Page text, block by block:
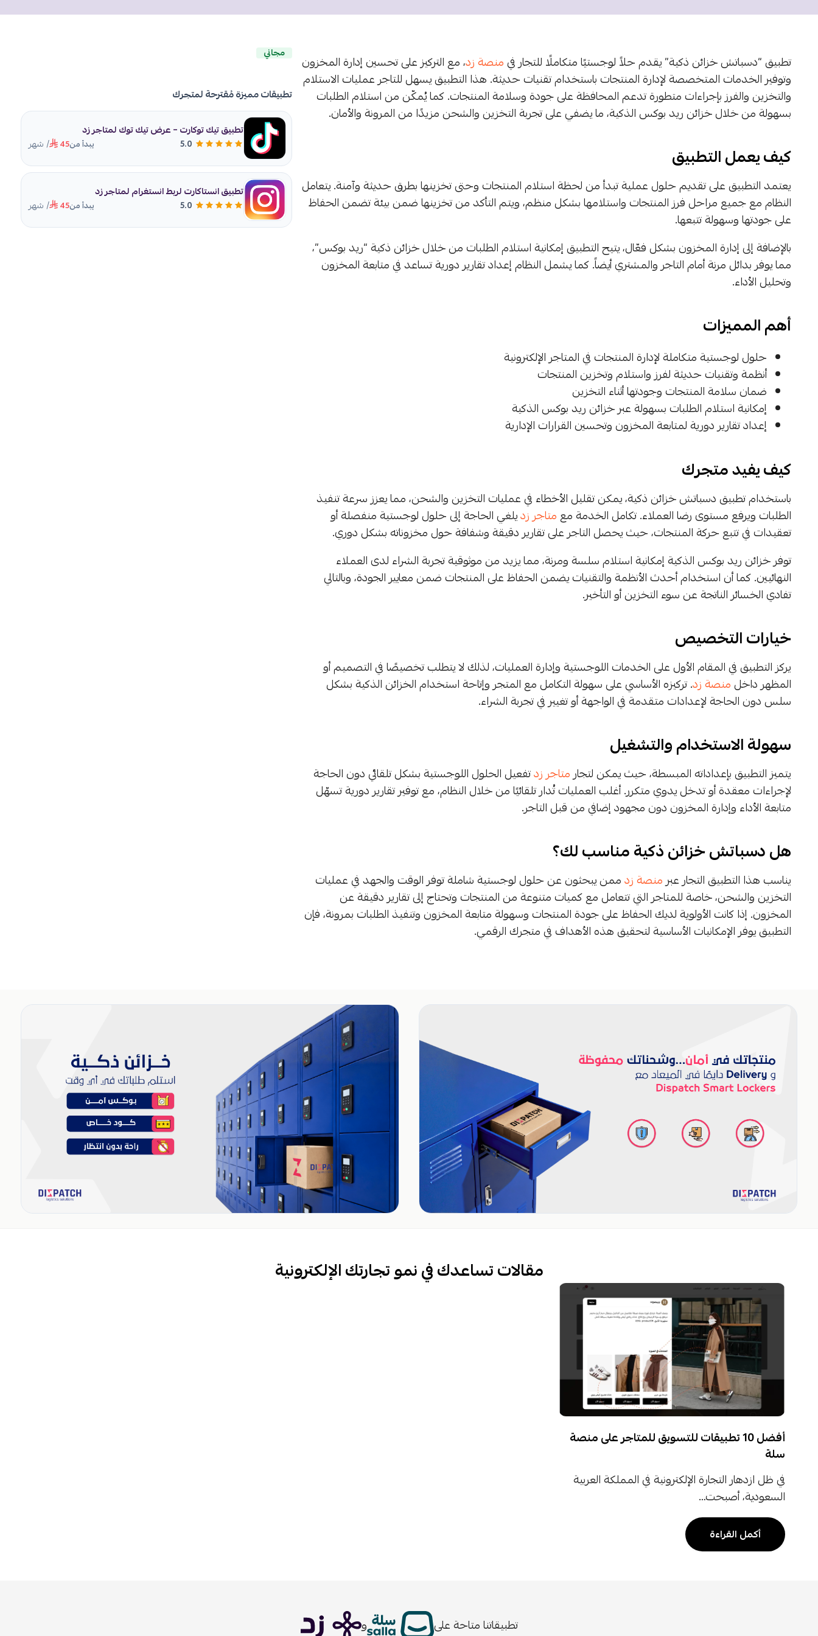
مجاني
تطبيقات مميزة مُقترحة لمتجرك
تطبيق تيك توكارت – عرض تيك توك لمتاجر زد
5.0 يبدأ من45 / شهر
تطبيق انستاكارت لربط انستغرام لمتاجر زد
5.0 يبدأ من45 / شهر
تطبيق “دسباتش خزائن ذكية” يقدم حلاً لوجستيًا متكاملًا للتجار فيمنصة زد، مع التركيز على تحسين إدارة المخزون
وتوفير الخدمات المتخصصة لإدارة المنتجات باستخدام تقنيات حديثة. هذا التطبيق يسهل للتاجر عمليات الاستلام
والتخزين والفرز بإجراءات متطورة تدعم المحافظة على جودة وسلامة المنتجات. كما يُمكّن من استلام الطلبات
بسهولة من خلال خزائن ريد بوكس الذكية، ما يضفي على تجربة التخزين والشحن مزيدًا من المرونة والأمان.
كيف يعمل التطبيق
يعتمد التطبيق على تقديم حلول عملية تبدأ من لحظة استلام المنتجات وحتى تخزينها بطرق حديثة وآمنة. يتعامل
النظام مع جميع مراحل فرز المنتجات واستلامها بشكل منظم، ويتم التأكد من تخزينها ضمن بيئة تضمن الحفاظ
على جودتها وسهولة تتبعها.
بالإضافة إلى إدارة المخزون بشكل فعّال، يتيح التطبيق إمكانية استلام الطلبات من خلال خزائن ذكية “ريد بوكس”،
مما يوفر بدائل مرنة أمام التاجر والمشتري أيضاً. كما يشمل النظام إعداد تقارير دورية تساعد في متابعة المخزون
وتحليل الأداء.
أهم المميزات
حلول لوجستية متكاملة لإدارة المنتجات في المتاجر الإلكترونية
أنظمة وتقنيات حديثة لفرز واستلام وتخزين المنتجات
ضمان سلامة المنتجات وجودتها أثناء التخزين
إمكانية استلام الطلبات بسهولة عبر خزائن ريد بوكس الذكية
إعداد تقارير دورية لمتابعة المخزون وتحسين القرارات الإدارية
كيف يفيد متجرك
باستخدام تطبيق دسباتش خزائن ذكية، يمكن تقليل الأخطاء في عمليات التخزين والشحن، مما يعزز سرعة تنفيذ
الطلبات ويرفع مستوى رضا العملاء. تكامل الخدمة معمتاجر زديلغي الحاجة إلى حلول لوجستية منفصلة أو
تعقيدات في تتبع حركة المنتجات، حيث يحصل التاجر على تقارير دقيقة وشفافة حول مخزوناته بشكل دوري.
توفر خزائن ريد بوكس الذكية إمكانية استلام سلسة ومرنة، مما يزيد من موثوقية تجربة الشراء لدى العملاء
النهائيين. كما أن استخدام أحدث الأنظمة والتقنيات يضمن الحفاظ على المنتجات ضمن معايير الجودة، وبالتالي
تفادي الخسائر الناتجة عن سوء التخزين أو التأخير.
خيارات التخصيص
يركز التطبيق في المقام الأول على الخدمات اللوجستية وإدارة العمليات، لذلك لا يتطلب تخصيصًا في التصميم أو
المظهر داخلمنصة زد. تركيزه الأساسي على سهولة التكامل مع المتجر وإتاحة استخدام الخزائن الذكية بشكل
سلس دون الحاجة لإعدادات متقدمة في الواجهة أو تغيير في تجربة الشراء.
سهولة الاستخدام والتشغيل
يتميز التطبيق بإعداداته المبسطة، حيث يمكن لتجارمتاجر زدتفعيل الحلول اللوجستية بشكل تلقائي دون الحاجة
لإجراءات معقدة أو تدخل يدوي متكرر. أغلب العمليات تُدار تلقائيًا من خلال النظام، مع توفير تقارير دورية تسهّل
متابعة الأداء وإدارة المخزون دون مجهود إضافي من قبل التاجر.
هل دسباتش خزائن ذكية مناسب لك؟
يناسب هذا التطبيق التجار عبرمنصة زدممن يبحثون عن حلول لوجستية شاملة توفر الوقت والجهد في عمليات
التخزين والشحن، خاصة للمتاجر التي تتعامل مع كميات متنوعة من المنتجات وتحتاج إلى تقارير دقيقة عن
المخزون. إذا كانت الأولوية لديك الحفاظ على جودة المنتجات وسهولة متابعة المخزون وتنفيذ الطلبات بمرونة، فإن
التطبيق يوفر الإمكانيات الأساسية لتحقيق هذه الأهداف في متجرك الرقمي.
مقالات تساعدك في نمو تجارتك الإلكترونية
أفضل 10 تطبيقات للتسويق للمتاجر على منصة
سلة
في ظل ازدهار التجارة الإلكترونية في المملكة العربية
السعودية، أصبحت…
أكمل القراءة
تطبيقاتنا متاحة على و